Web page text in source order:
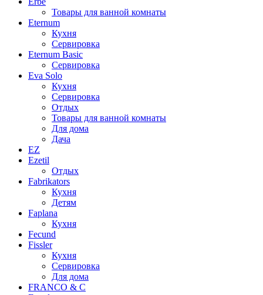
Товары для ванной комнаты
Eternum
Кухня
Сервировка
Eternum Basic
Сервировка
Eva Solo
Кухня
Сервировка
Отдых
Товары для ванной комнаты
Для дома
Дача
EZ
Ezetil
Отдых
Fabrikators
Кухня
Детям
Faplana
Кухня
Fecund
Fissler
Кухня
Сервировка
Для дома
FRANCO & C